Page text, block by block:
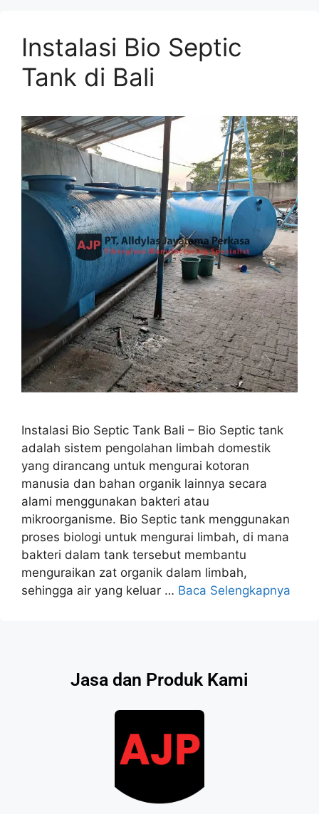
Instalasi Bio Septic
Tank di Bali
Instalasi Bio Septic Tank Bali – Bio Septic tank
adalah sistem pengolahan limbah domestik
yang dirancang untuk mengurai kotoran
manusia dan bahan organik lainnya secara
alami menggunakan bakteri atau
mikroorganisme. Bio Septic tank menggunakan
proses biologi untuk mengurai limbah, di mana
bakteri dalam tank tersebut membantu
menguraikan zat organik dalam limbah,
sehingga air yang keluar … Baca Selengkapnya
Jasa dan Produk Kami